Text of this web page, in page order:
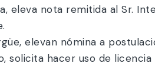
eleva nota remitida al Sr.
elevan nómina a
solicita hacer uso de